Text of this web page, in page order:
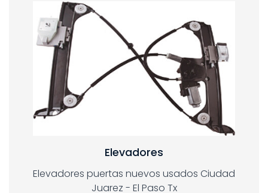
Elevadores
Elevadores puertas nuevos usados Ciudad
Juarez - El Paso Tx